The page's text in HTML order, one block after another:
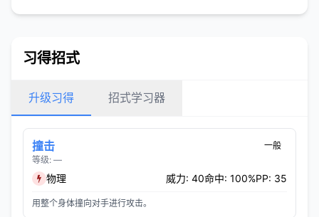
习得招式
升级习得 招式学习器
撞击
等级: —
一般
物理 威力: 40命中: 100%PP: 35
用整个身体撞向对手进行攻击。